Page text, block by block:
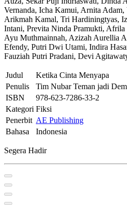
Vernanda, Icha Kamui, Arnita Adam,
Arikmah Kamal, Tri Hardiningtyas,
Intani, Previta Ninda Pramukti,
Ayu Muthmainnah, Azizah Aurellia
Efendy, Putri Dwi Utami, Indira
Fauziah Putri Pradani, Devi
Judul
Ketika Cinta Menyapa
Penulis
Tim Nubar Teman jadi
ISBN
978-623-7286-33-2
Kategori Fiksi
Penerbit AE Publishing
Bahasa
Indonesia
Segera Hadir